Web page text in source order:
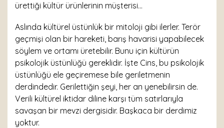
ürettiği kültür ürünlerinin müşterisi…
Aslında kültürel üstünlük bir mitoloji gibi ilerler. Terör
geçmişi olan bir hareketi, barış havarisi yapabilecek
söylem ve ortamı üretebilir. Bunu için kültürün
psikolojik üstünlüğü gereklidir. İşte Cins, bu psikolojik
üstünlüğü ele geçiremese bile geriletmenin
derdindedir. Gerilettiğin şeyi, her an yenebilirsin de.
Verili kültürel iktidar diline karşı tüm satırlarıyla
savaşan bir mevzi dergisidir. Başkaca bir derdimiz
yoktur.